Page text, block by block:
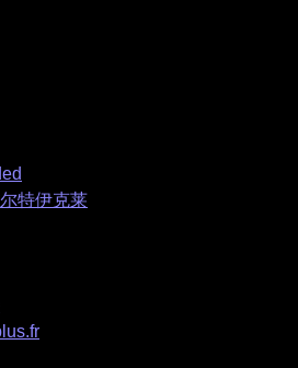
特伊克莱